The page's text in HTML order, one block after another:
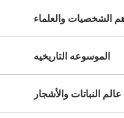
الشخصيات والعلماء
الموسوعه التاريخيه
النباتات والأشجار